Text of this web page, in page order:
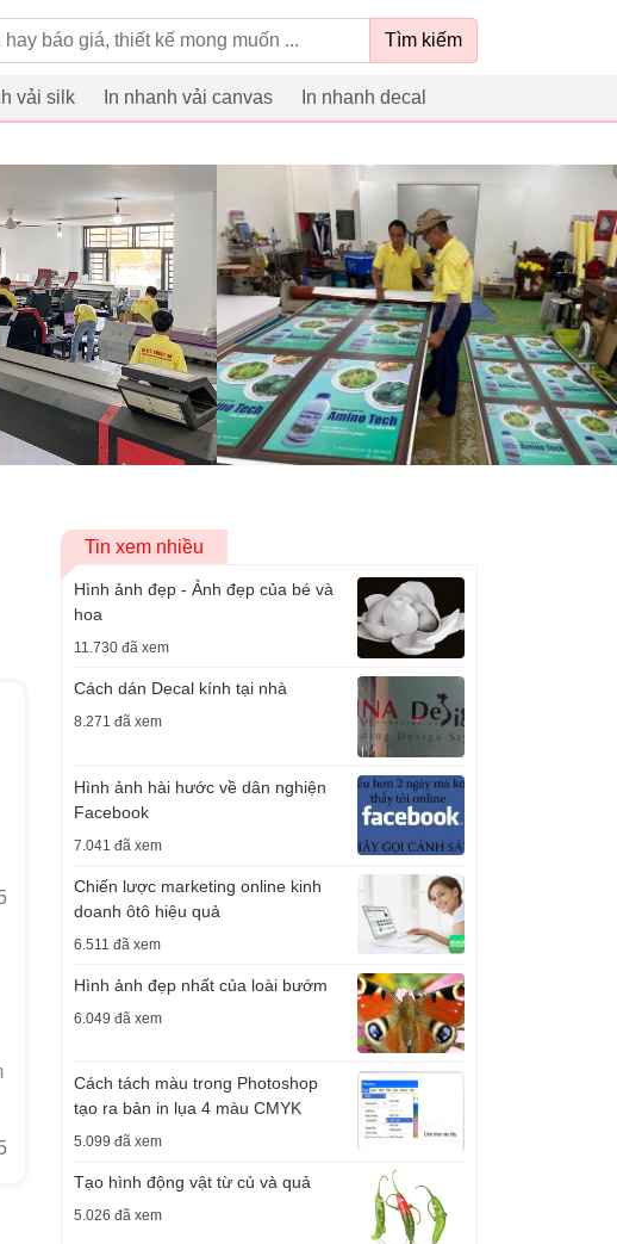
Tìm kiếm
vải silk In nhanh vải canvas In nhanh decal
Tin xem nhiều
Hình ảnh đẹp - Ảnh đẹp của bé và
hoa
11.730 đã xem
Cách dán Decal kính tại nhà
8.271 đã xem
Hình ảnh hài hước về dân nghiện
Facebook
7.041 đã xem
Chiến lược marketing online kinh
doanh ôtô hiệu quả
6.511 đã xem
Hình ảnh đẹp nhất của loài bướm
6.049 đã xem
Cách tách màu trong Photoshop
tạo ra bản in lụa 4 màu CMYK
5.099 đã xem
Tạo hình động vật từ củ và quả
5.026 đã xem